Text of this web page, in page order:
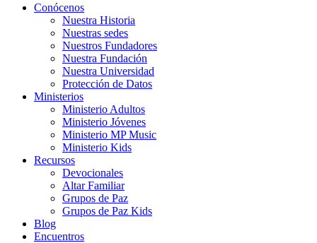
Conócenos
Nuestra Historia
Nuestras sedes
Nuestros Fundadores
Nuestra Fundación
Nuestra Universidad
Protección de Datos
Ministerios
Ministerio Adultos
Ministerio Jóvenes
Ministerio MP Music
Ministerio Kids
Recursos
Devocionales
Altar Familiar
Grupos de Paz
Grupos de Paz Kids
Blog
Encuentros